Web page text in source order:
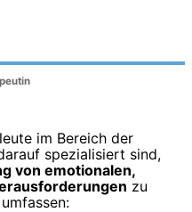
im Bereich der
spezialisiert sind,
von emotionalen,
zu